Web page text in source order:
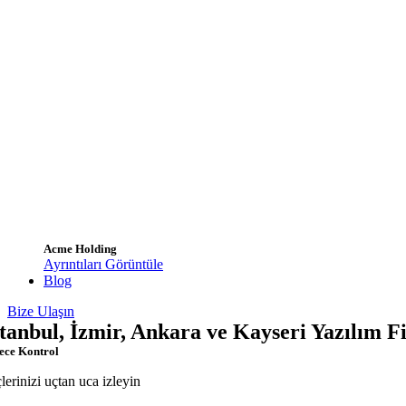
Acme Holding
Ayrıntıları Görüntüle
Blog
Bize Ulaşın
İzmir, Ankara ve Kayseri Yazılım
Kontrol
uçtan uca izleyin